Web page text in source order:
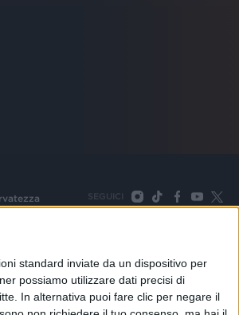
standard inviate da un dispositivo per
possiamo utilizzare dati precisi di
In alternativa puoi fare clic per negare il
SEGUICI
+39 02 254441 | Fax +39
TORNA SU